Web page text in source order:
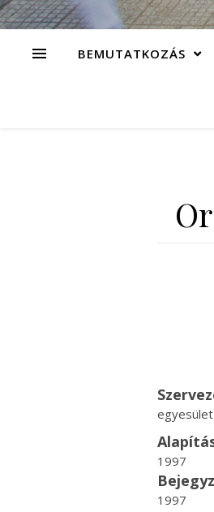
BEMUTATKOZÁS
egyesület
1997
1997